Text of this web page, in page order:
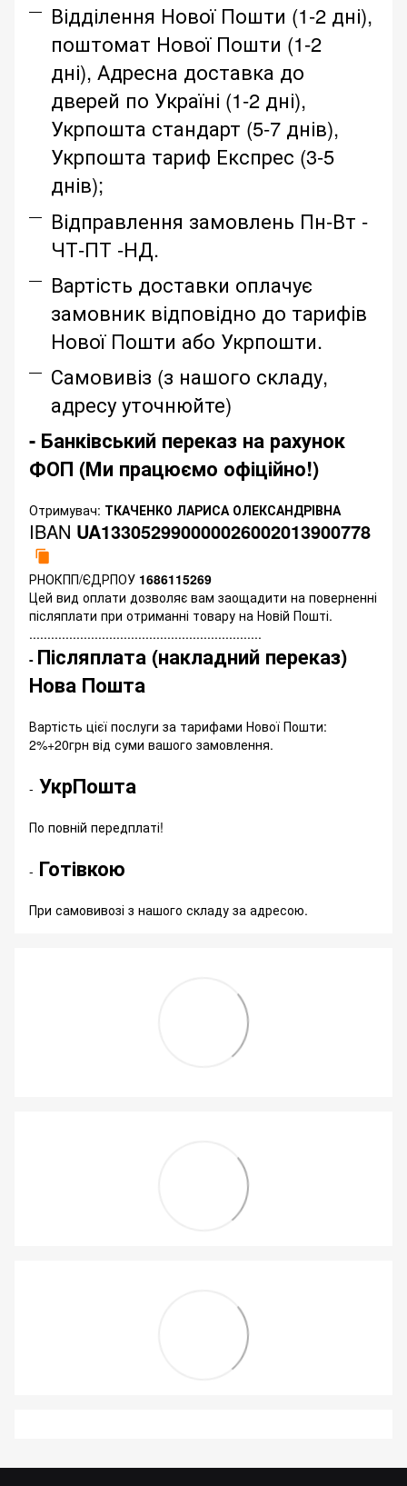
Відділення Нової Пошти (1-2 дні),
поштомат Нової Пошти (1-2
дні), Адресна доставка до
дверей по Україні (1-2 дні),
Укрпошта стандарт (5-7 днів),
Укрпошта тариф Експрес (3-5
днів);
Відправлення замовлень Пн-Вт -
ЧТ-ПТ -НД.
Вартість доставки оплачує
замовник відповідно до тарифів
Нової Пошти або Укрпошти.
Самовивіз (з нашого складу,
адресу уточнюйте)
- Банківський переказ на рахунок
ФОП (Ми працюємо офіційно!)
Отримувач: ТКАЧЕНКО ЛАРИСА ОЛЕКСАНДРІВНА
IBAN UA133052990000026002013900778
РНОКПП/ЄДРПОУ 1686115269
Цей вид оплати дозволяє вам заощадити на поверненні
післяплати при отриманні товару на Новій Пошті.
................................................................
- Післяплата (накладний переказ)
Нова Пошта
Вартість цієї послуги за тарифами Нової Пошти:
2%+20грн від суми вашого замовлення.
- УкрПошта
По повній передплаті!
- Готівкою
При самовивозі з нашого складу за адресою.